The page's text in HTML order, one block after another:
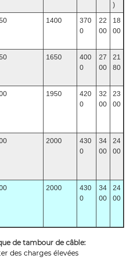
)
1400
370
0
22
00
18
00
1650
400
0
27
00
21
80
1950
420
0
32
00
23
00
2000
430
0
34
00
24
00
2000
430
0
34
00
24
00
de tambour de câble:
des charges élevées